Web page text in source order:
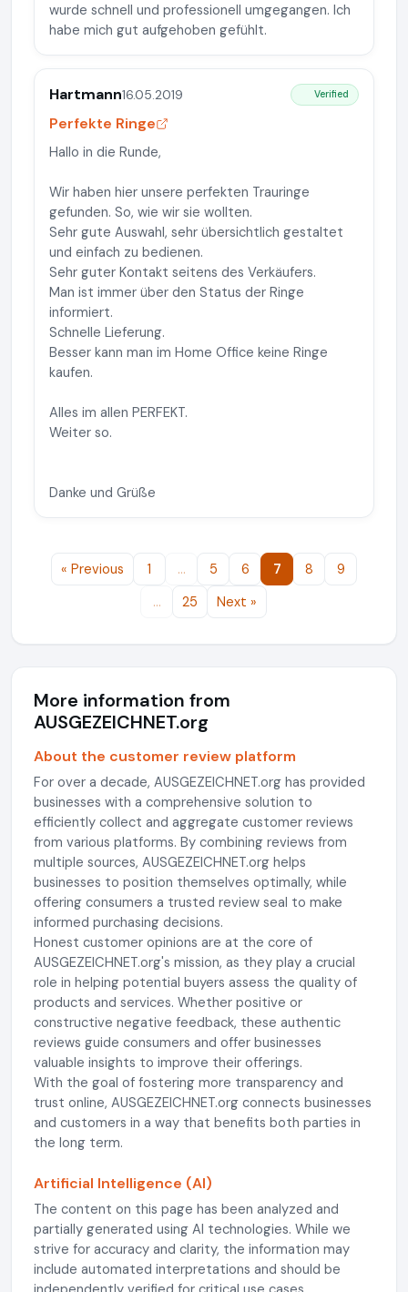
wurde schnell und professionell umgegangen. Ich
habe mich gut aufgehoben gefühlt.
Hartmann16.05.2019 Verified
Perfekte Ringe
Hallo in die Runde,
Wir haben hier unsere perfekten Trauringe
gefunden. So, wie wir sie wollten.
Sehr gute Auswahl, sehr übersichtlich gestaltet
und einfach zu bedienen.
Sehr guter Kontakt seitens des Verkäufers.
Man ist immer über den Status der Ringe
informiert.
Schnelle Lieferung.
Besser kann man im Home Office keine Ringe
kaufen.
Alles im allen PERFEKT.
Weiter so.
Danke und Grüße
« Previous 1 … 5 6 7 8
9
…
25 Next »
More information from
AUSGEZEICHNET.org
About the customer review platform
For over a decade, AUSGEZEICHNET.org has provided
businesses with a comprehensive solution to
efficiently collect and aggregate customer reviews
from various platforms. By combining reviews from
multiple sources, AUSGEZEICHNET.org helps
businesses to position themselves optimally, while
offering consumers a trusted review seal to make
informed purchasing decisions.
Honest customer opinions are at the core of
AUSGEZEICHNET.org's mission, as they play a crucial
role in helping potential buyers assess the quality of
products and services. Whether positive or
constructive negative feedback, these authentic
reviews guide consumers and offer businesses
valuable insights to improve their offerings.
With the goal of fostering more transparency and
trust online, AUSGEZEICHNET.org connects businesses
and customers in a way that benefits both parties in
the long term.
Artificial Intelligence (AI)
The content on this page has been analyzed and
partially generated using AI technologies. While we
strive for accuracy and clarity, the information may
include automated interpretations and should be